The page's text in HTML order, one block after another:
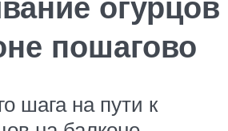
пошагово
шага на пути к